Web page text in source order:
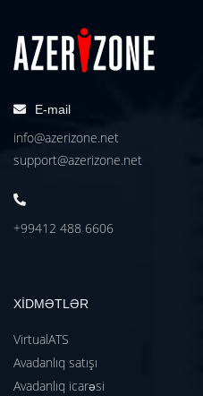
E-mail
info@azerizone.net
support@azerizone.net
+99412 488 6606
XİDMƏTLƏR
VirtualATS
Avadanlıq satışı
Avadanlıq icarəsi